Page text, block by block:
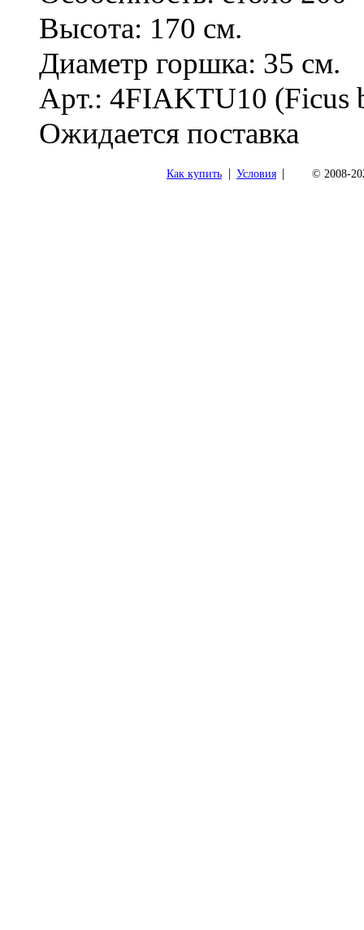
Высота: 170 см.
Диаметр горшка: 35 см.
Арт.: 4FIAKTU10
Ожидается поставка
Как купить | Условия | © 2008-